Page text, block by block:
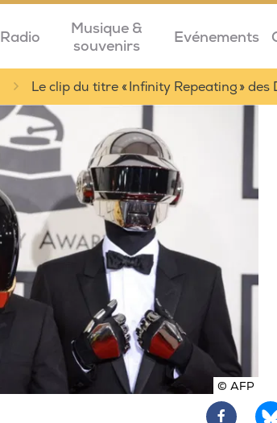
Radio
Musique &
souvenirs
Evénements
Le clip du titre « Infinity Repeating »
© AFP